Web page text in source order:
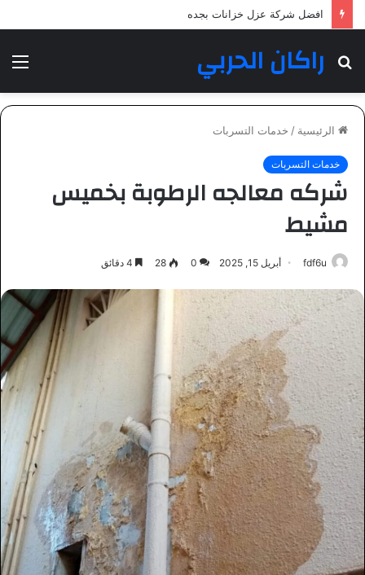
شركة عزل خزانات بمكة المكرمة
راكان الحربيبحث
الرئيسية / خدمات التسربات
خدمات التسربات
شركه معالجه الرطوبة بخميس
مشيط
fdf6u أبريل 15, 2025 0
28